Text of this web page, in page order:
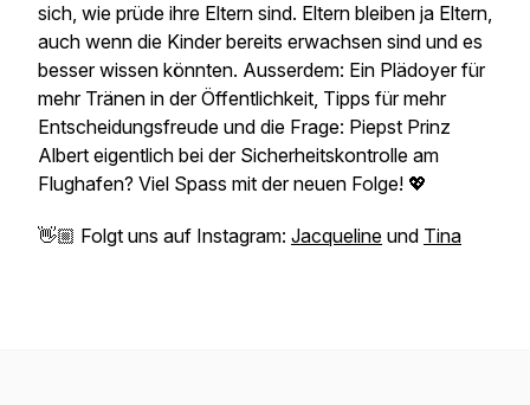
sich, wie prüde ihre Eltern sind. Eltern bleiben ja Eltern,
auch wenn die Kinder bereits erwachsen sind und es
besser wissen könnten. Ausserdem: Ein Plädoyer für
mehr Tränen in der Öffentlichkeit, Tipps für mehr
Entscheidungsfreude und die Frage: Piepst Prinz
Albert eigentlich bei der Sicherheitskontrolle am
Flughafen? Viel Spass mit der neuen Folge! 💖
👋🏼 Folgt uns auf Instagram: Jacqueline und Tina